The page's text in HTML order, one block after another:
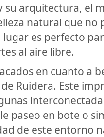
su arquitectura, el
natural que no
es perfecto
al aire libre.
en cuanto a
Ruidera. Este
paseo en bote o
de este entorno